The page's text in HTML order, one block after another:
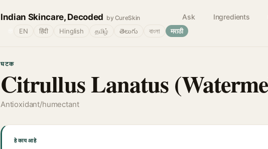
Indian Skincare, Decoded by CureSkin Ask Ingredients
EN हिंदी Hinglish தமிழ் తెలుగు বাংলা मराठी
घटक
Citrullus Lanatus
Antioxidant/humectant
हे काय आहे